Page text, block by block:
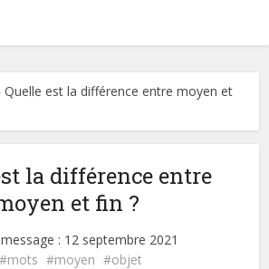
Quelle est la différence entre moyen et
la différence entre
et fin ?
: 12 septembre 2021
mots
moyen objet